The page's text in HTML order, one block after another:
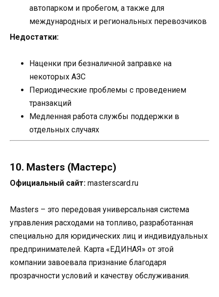
автопарком и пробегом, а также для
международных и региональных перевозчиков
Недостатки:
Наценки при безналичной заправке на
некоторых АЗС
Периодические проблемы с проведением
транзакций
Медленная работа службы поддержки в
отдельных случаях
10. Masters (Мастерс)
Официальный сайт: masterscard.ru
Masters – это передовая универсальная система
управления расходами на топливо, разработанная
специально для юридических лиц и индивидуальных
предпринимателей. Карта «ЕДИНАЯ» от этой
компании завоевала признание благодаря
прозрачности условий и качеству обслуживания.